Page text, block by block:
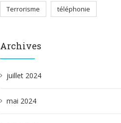
Terrorisme téléphonie
Archives
juillet 2024
mai 2024